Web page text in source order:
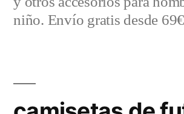
niño. Envío gratis desde